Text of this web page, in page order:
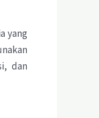
yang
dan